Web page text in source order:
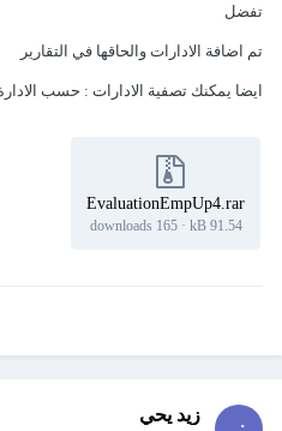
تفضل
تم اضافة الادارات والحاقها في التقارير
ايضا يمكنك تصفية الادارات: حسب
EvaluationEmpUp4.rar
91.54 kB
·
165 downloads
زيد يحي